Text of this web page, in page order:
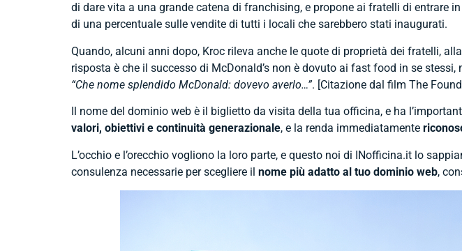
di dare vita a una grande catena di franchising, e propone ai fratelli di entrare
di una percentuale sulle vendite di tutti i locali che sarebbero stati inaugurati.
Quando, alcuni anni dopo, Kroc rileva anche le quote di proprietà dei fratelli,
risposta è che il successo di McDonald’s non è dovuto ai fast food in se stessi,
“Che nome splendido McDonald: dovevo averlo…”. [Citazione dal film The
Il nome del dominio web è il biglietto da visita della tua officina, e ha
valori, obiettivi e continuità generazionale, e la renda immediatamente
L’occhio e l’orecchio vogliono la loro parte, e questo noi di INofficina.it lo
consulenza necessarie per scegliere il nome più adatto al tuo dominio web,